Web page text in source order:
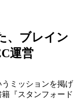
、ブレイン
運営
うミッションを掲げ
『スタンフォード